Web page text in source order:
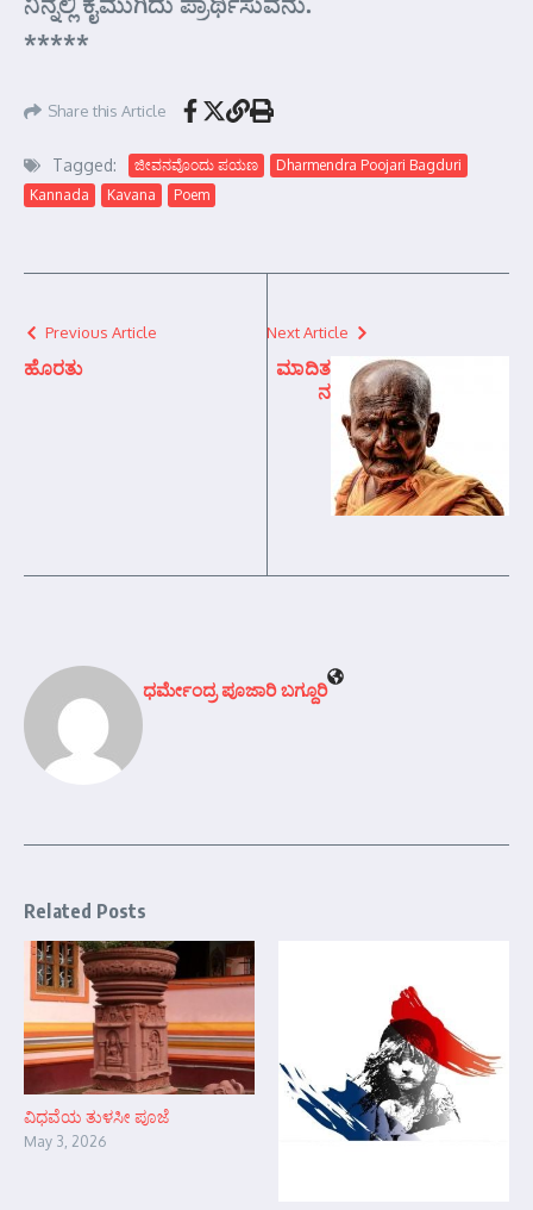
*****
Share this Article
Tagged: ಜೀವನವೊಂದು ಪಯಣ
Dharmendra Poojari Bagduri
Kannada
Kavana Poem
Previous Article
ಹೊರತು
Next Article
ಮಾದಿತ
ನ
ಧರ್ಮೇಂದ್ರ ಪೂಜಾರಿ ಬಗ್ದೂರಿ
Related Posts
ವಿಧವೆಯ ತುಳಸೀ ಪೂಜೆ
May 3, 2026